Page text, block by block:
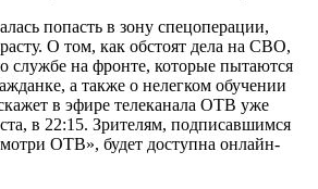
попасть в зону спецоперации,
О том, как обстоят дела на СВО,
службе на фронте, которые пытаются
а также о нелегком обучении
в эфире телеканала ОТВ уже
в 22:15. Зрителям, подписавшимся
ОТВ», будет доступна онлайн-